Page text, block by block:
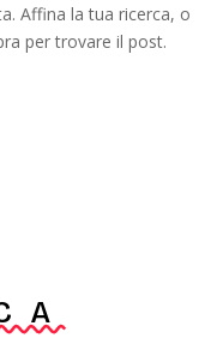
Affina la tua ricerca, o
per trovare il post.